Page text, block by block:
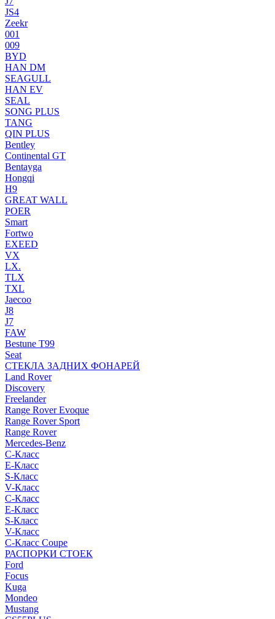
JS4
Zeekr
001
009
BYD
HAN DM
SEAGULL
HAN EV
SEAL
SONG PLUS
TANG
QIN PLUS
Bentley
Continental GT
Bentayga
Hongqi
H9
GREAT WALL
POER
Smart
Fortwo
EXEED
VX
LX.
TLX
TXL
Jaecoo
J8
J7
FAW
Bestune T99
Seat
СТЕКЛА ЗАДНИХ ФОНАРЕЙ
Land Rover
Discovery
Freelander
Range Rover Evoque
Range Rover Sport
Range Rover
Mercedes-Benz
C-Класс
E-Класс
S-Класс
V-Класс
C-Класс
E-Класс
S-Класс
V-Класс
C-Класс Coupe
РАСПОРКИ СТОЕК
Ford
Focus
Kuga
Mondeo
Mustang